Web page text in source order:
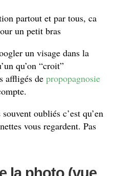
partout et par tous, ca
un petit bras
un visage dans la
qu’on “croit”
affligés de propopagnosie
oubliés c’est qu’en
vous regardent. Pas